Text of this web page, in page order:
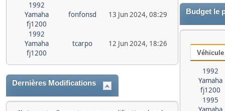
1992
Yamaha
fj1200
fonfonsd 13 Jun 2024, 08:29
1992
Yamaha
fj1200
tcarpo 12 Jun 2024, 18:26
Dernières Modifications
Budget le
Véhicule
1992
Yamaha
fj1200
1995